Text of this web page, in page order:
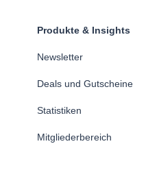
Produkte & Insights
Newsletter
Deals und Gutscheine
Statistiken
Mitgliederbereich